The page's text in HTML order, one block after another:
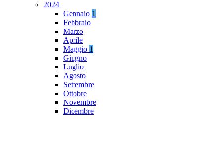
2024
Gennaio 1
Febbraio
Marzo
Aprile
Maggio 1
Giugno
Luglio
Agosto
Settembre
Ottobre
Novembre
Dicembre